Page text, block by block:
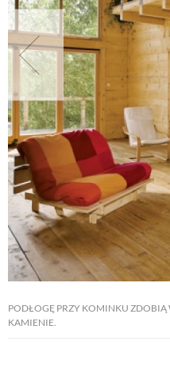
PODŁOGĘ PRZY KOMINKU ZDOBIĄ
KAMIENIE.